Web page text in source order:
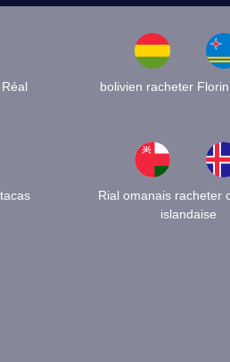
bolivien racheter
Rial omanais racheter
islandaise